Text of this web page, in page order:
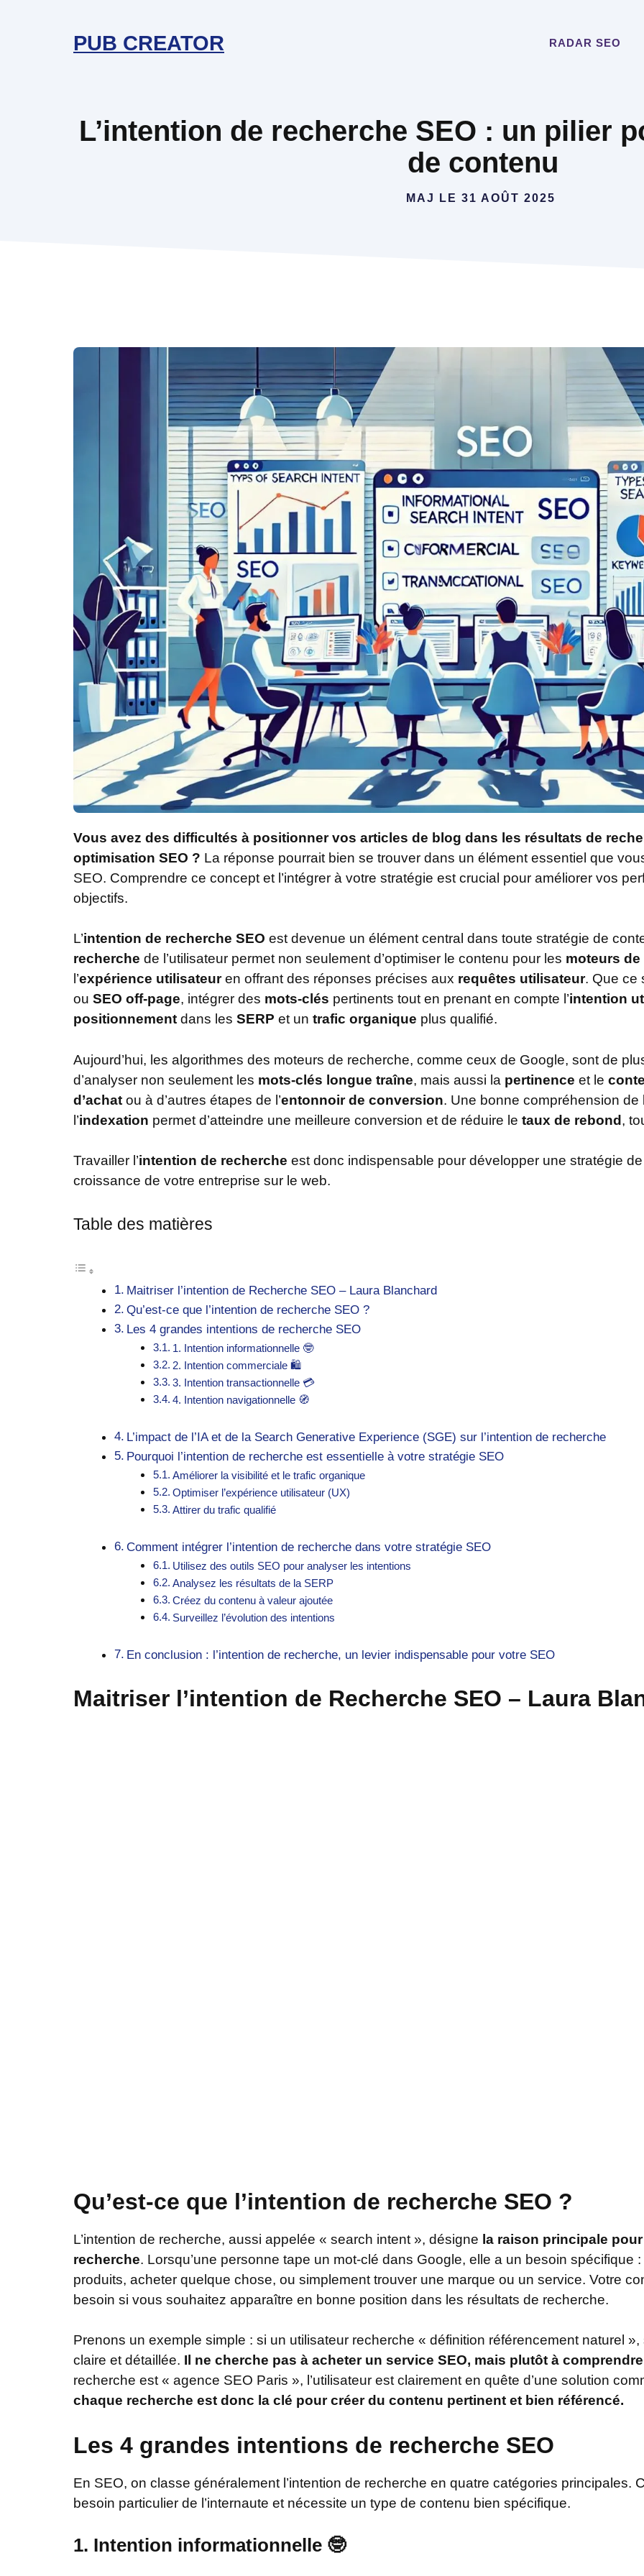
PUB CREATOR RADAR SEO
L’intention de recherche SEO : un pilier
de contenu
MAJ LE 31 AOÛT 2025
Vous avez des difficultés à positionner vos articles de blog dans les résultats de
optimisation SEO ? La réponse pourrait bien se trouver dans un élément essentiel que
SEO. Comprendre ce concept et l’intégrer à votre stratégie est crucial pour améliorer vos
objectifs.
L’intention de recherche SEO est devenue un élément central dans toute stratégie de
recherche de l’utilisateur permet non seulement d’optimiser le contenu pour les moteurs
l’expérience utilisateuren offrant des réponses précises aux requêtes utilisateur. Que ce
ou SEO off-page, intégrer des mots-clés pertinents tout en prenant en compte l’intention
positionnement dans les SERP et un trafic organique plus qualifié.
Aujourd’hui, les algorithmes des moteurs de recherche, comme ceux de Google, sont de
d’analyser non seulement les mots-clés longue traîne, mais aussi la pertinence et le
d’achat ou à d’autres étapes de l’entonnoir de conversion. Une bonne compréhension de
l’indexation permet d’atteindre une meilleure conversion et de réduire le taux de rebond,
Travailler l’intention de recherche est donc indispensable pour développer une stratégie
croissance de votre entreprise sur le web.
Table des matières
Maitriser l’intention de Recherche SEO – Laura Blanchard
Qu’est-ce que l’intention de recherche SEO ?
Les 4 grandes intentions de recherche SEO
1. Intention informationnelle 🤓
2. Intention commerciale 🛍️
3. Intention transactionnelle 💳
4. Intention navigationnelle 🧭
L’impact de l’IA et de la Search Generative Experience (SGE) sur l’intention de recherche
Pourquoi l’intention de recherche est essentielle à votre stratégie SEO
Améliorer la visibilité et le trafic organique
Optimiser l’expérience utilisateur (UX)
Attirer du trafic qualifié
Comment intégrer l’intention de recherche dans votre stratégie SEO
Utilisez des outils SEO pour analyser les intentions
Analysez les résultats de la SERP
Créez du contenu à valeur ajoutée
Surveillez l’évolution des intentions
En conclusion : l’intention de recherche, un levier indispensable pour votre SEO
Maitriser l’intention de Recherche SEO – Laura
Qu’est-ce que l’intention de recherche SEO ?
L’intention de recherche, aussi appelée « search intent », désigne la raison principale
recherche. Lorsqu’une personne tape un mot-clé dans Google, elle a un besoin spécifique
produits, acheter quelque chose, ou simplement trouver une marque ou un service. Votre
besoin si vous souhaitez apparaître en bonne position dans les résultats de recherche.
Prenons un exemple simple : si un utilisateur recherche « définition référencement naturel
claire et détaillée. Il ne cherche pas à acheter un service SEO, mais plutôt à
recherche est « agence SEO Paris », l’utilisateur est clairement en quête d’une solution
chaque recherche est donc la clé pour créer du contenu pertinent et bien référencé.
Les 4 grandes intentions de recherche SEO
En SEO, on classe généralement l’intention de recherche en quatre catégories principales.
besoin particulier de l’internaute et nécessite un type de contenu bien spécifique.
1. Intention informationnelle 🤓